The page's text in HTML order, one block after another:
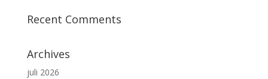
Recent Comments
Archives
juli 2026